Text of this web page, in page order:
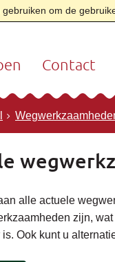
om de
Contact
alle actuele
zijn,
Ook kunt u